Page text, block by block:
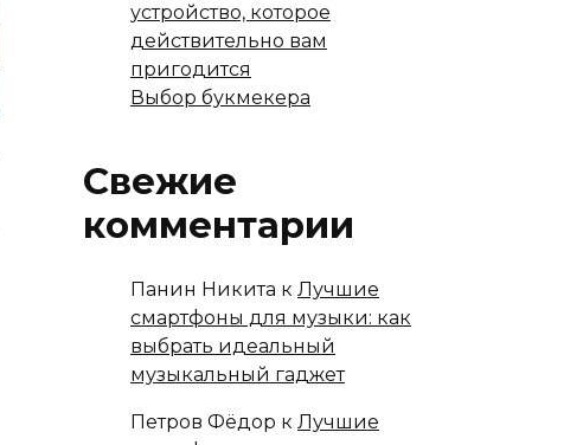
устройство, которое
действительно вам
пригодится
Выбор букмекера
Свежие
комментарии
Панин Никита к Лучшие
смартфоны для музыки: как
выбрать идеальный
музыкальный гаджет
Петров Фёдор к Лучшие